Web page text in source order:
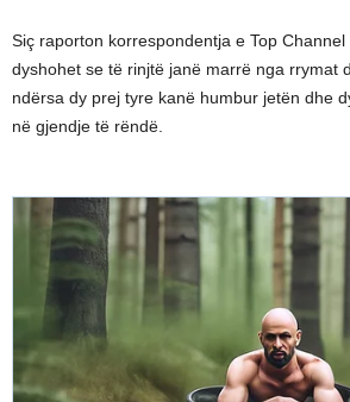
Siç raporton korrespondentja e Top Channel
dyshohet se të rinjtë janë marrë nga rrymat
ndërsa dy prej tyre kanë humbur jetën dhe
në gjendje të rëndë.